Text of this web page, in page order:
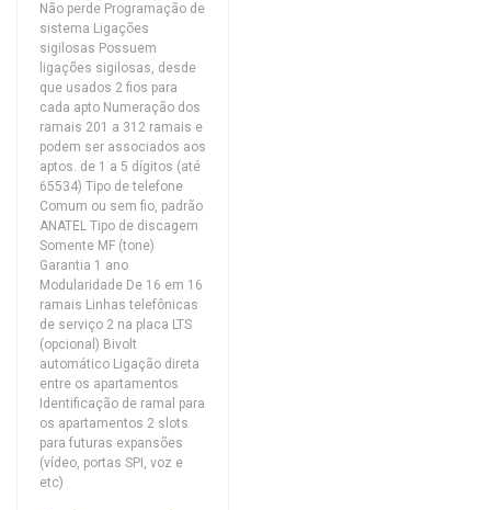
Não perde Programação de
sistema Ligações
sigilosas Possuem
ligações sigilosas, desde
que usados 2 fios para
cada apto Numeração dos
ramais 201 a 312 ramais e
podem ser associados aos
aptos. de 1 a 5 dígitos (até
65534) Tipo de telefone
Comum ou sem fio, padrão
ANATEL Tipo de discagem
Somente MF (tone)
Garantia 1 ano
Modularidade De 16 em 16
ramais Linhas telefônicas
de serviço 2 na placa LTS
(opcional) Bivolt
automático Ligação direta
entre os apartamentos
Identificação de ramal para
os apartamentos 2 slots
para futuras expansões
(vídeo, portas SPI, voz e
etc)